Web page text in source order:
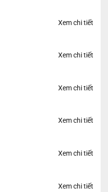
Xem chi tiết
Xem chi tiết
Xem chi tiết
Xem chi tiết
Xem chi tiết
Xem chi tiết